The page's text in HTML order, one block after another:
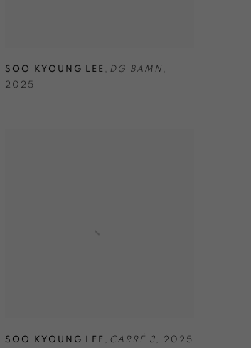
SOO KYOUNG LEE , DG BAMN ,
2025
SOO KYOUNG LEE , CARRÉ 3, 2025